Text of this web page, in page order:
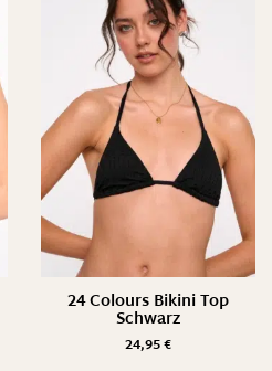
24 Colours Bikini Top
Schwarz
24,95€